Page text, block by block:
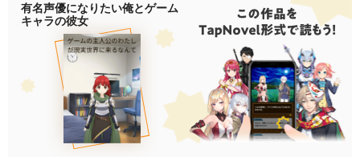
有名声優になりたい俺とゲーム
キャラの彼女